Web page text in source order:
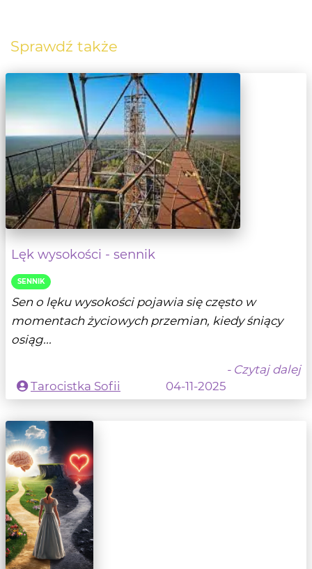
Sprawdź także
Lęk wysokości - sennik
SENNIK
Sen o lęku wysokości pojawia się często w
momentach życiowych przemian, kiedy śniący
osiąg...
- Czytaj dalej
Tarocistka Sofii
04-11-2025